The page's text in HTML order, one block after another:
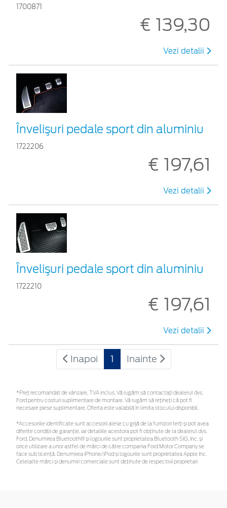
1700871
€ 139,30
Vezi detalii
Învelişuri pedale sport din aluminiu
1722206
€ 197,61
Vezi detalii
Învelişuri pedale sport din aluminiu
1722210
€ 197,61
Vezi detalii
Inapoi 1 Inainte
*Preţ recomandat de vânzare, TVA inclus. Vă rugăm să contactaţi dealerul dvs.
Ford pentru costuri suplimentare de montare. Vă rugăm să rețineți că pot fi
necesare piese suplimentare. Oferta este valabilă în limita stocului disponibil.
*Accesoriile identificate sunt accesorii alese cu grijă de la furnizori terți și pot avea
diferite condiții de garanție, iar detaliile acestora pot fi obținute de la dealerul dvs.
Ford. Denumirea Bluetooth® și logourile sunt proprietatea Bluetooth SIG, Inc. și
orice utilizare a unor astfel de mărci de către compania Ford Motor Company se
face sub licență. Denumirea iPhone/iPod și logourile sunt proprietatea Apple Inc.
Celelalte mărci și denumiri comerciale sunt deținute de respectivii proprietari